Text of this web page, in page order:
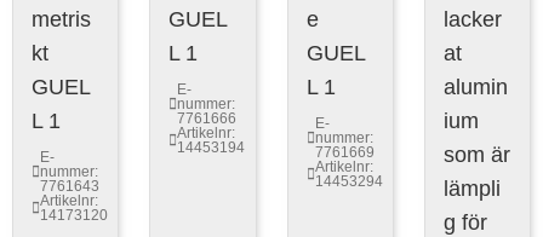
metris
kt
GUEL
L 1
E-
nummer:
7761643
Artikelnr:
14173120
GUEL
L 1
E-
nummer:
7761666
Artikelnr:
14453194
e
GUEL
L 1
E-
nummer:
7761669
Artikelnr:
14453294
lacker
at
alumin
ium
som är
lämpli
g för